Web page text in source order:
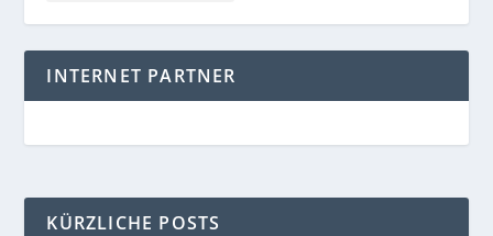
INTERNET PARTNER
KÜRZLICHE POSTS